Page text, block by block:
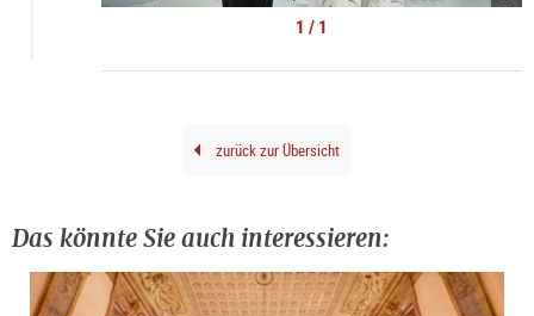
1 / 1
zurück zur Übersicht
Das könnte Sie auch interessieren: